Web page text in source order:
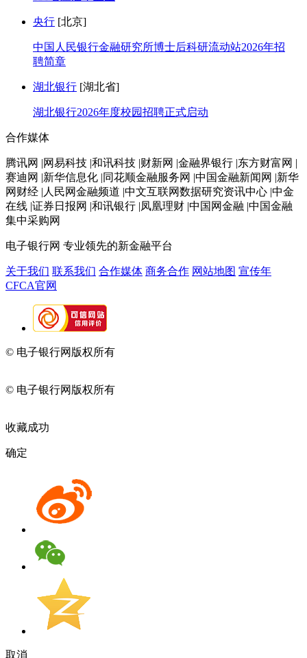
央行 [北京]
中国人民银行金融研究所博士后科研流动站2026年招
聘简章
湖北银行 [湖北省]
湖北银行2026年度校园招聘正式启动
合作媒体
腾讯网 |网易科技 |和讯科技 |财新网 |金融界银行 |东方财富网 |
赛迪网 |新华信息化 |同花顺金融服务网 |中国金融新闻网 |新华
网财经 |人民网金融频道 |中文互联网数据研究资讯中心 |中金
在线 |证券日报网 |和讯银行 |凤凰理财 |中国网金融 |中国金融
集中采购网
电子银行网 专业领先的新金融平台
关于我们 联系我们 合作媒体 商务合作 网站地图 宣传年
CFCA官网
© 电子银行网版权所有
© 电子银行网版权所有
收藏成功
确定
取消